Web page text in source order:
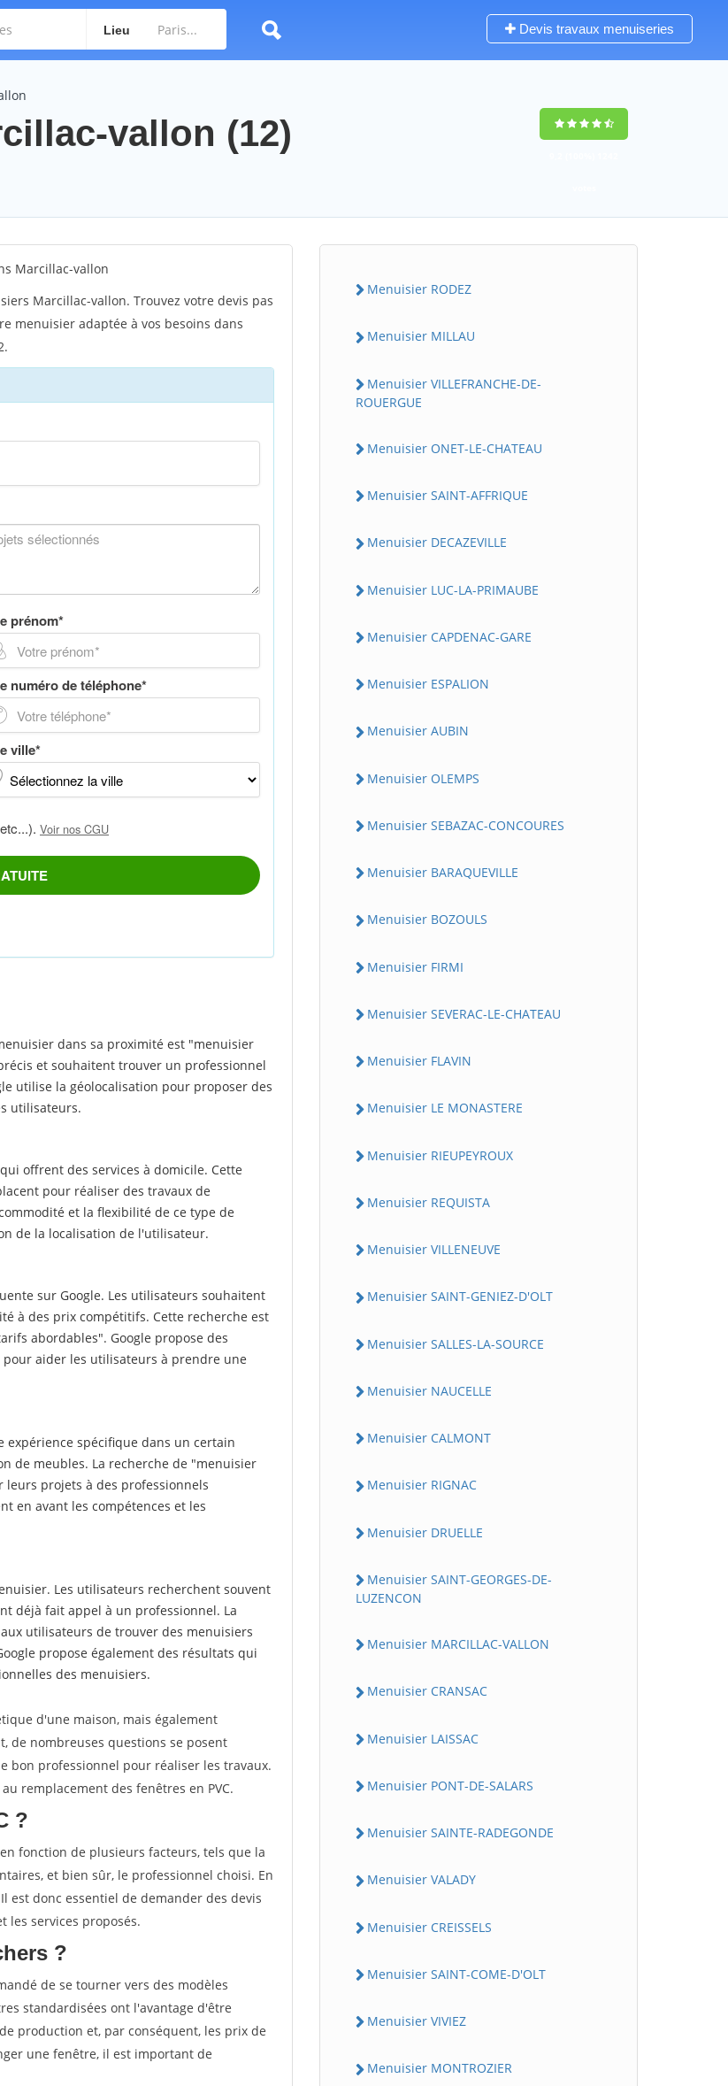
Lieu Devis travaux menuiseries
vallon (12)
Marcillac-vallon
Marcillac-vallon. Trouvez votre devis pas
menuisier adaptée à vos besoins dans
dans sa proximité est "menuisier
et souhaitent trouver un professionnel
utilise la géolocalisation pour proposer des
utilisateurs.
offrent des services à domicile. Cette
pour réaliser des travaux de
et la flexibilité de ce type de
de la localisation de l'utilisateur.
sur Google. Les utilisateurs souhaitent
à des prix compétitifs. Cette recherche est
abordables". Google propose des
aider les utilisateurs à prendre une
expérience spécifique dans un certain
de meubles. La recherche de "menuisier
projets à des professionnels
en avant les compétences et les
Les utilisateurs recherchent souvent
déjà fait appel à un professionnel. La
utilisateurs de trouver des menuisiers
propose également des résultats qui
des menuisiers.
d'une maison, mais également
de nombreuses questions se posent
bon professionnel pour réaliser les travaux.
remplacement des fenêtres en PVC.
?
fonction de plusieurs facteurs, tels que la
et bien sûr, le professionnel choisi. En
est donc essentiel de demander des devis
les services proposés.
?
de se tourner vers des modèles
standardisées ont l'avantage d'être
production et, par conséquent, les prix de
une fenêtre, il est important de
Menuisier RODEZ
Menuisier MILLAU
Menuisier VILLEFRANCHE-DE-
ROUERGUE
Menuisier ONET-LE-CHATEAU
Menuisier SAINT-AFFRIQUE
Menuisier DECAZEVILLE
Menuisier LUC-LA-PRIMAUBE
Menuisier CAPDENAC-GARE
Menuisier ESPALION
Menuisier AUBIN
Menuisier OLEMPS
Menuisier SEBAZAC-CONCOURES
Menuisier BARAQUEVILLE
Menuisier BOZOULS
Menuisier FIRMI
Menuisier SEVERAC-LE-CHATEAU
Menuisier FLAVIN
Menuisier LE MONASTERE
Menuisier RIEUPEYROUX
Menuisier REQUISTA
Menuisier VILLENEUVE
Menuisier SAINT-GENIEZ-D'OLT
Menuisier SALLES-LA-SOURCE
Menuisier NAUCELLE
Menuisier CALMONT
Menuisier RIGNAC
Menuisier DRUELLE
Menuisier SAINT-GEORGES-DE-
LUZENCON
Menuisier MARCILLAC-VALLON
Menuisier CRANSAC
Menuisier LAISSAC
Menuisier PONT-DE-SALARS
Menuisier SAINTE-RADEGONDE
Menuisier VALADY
Menuisier CREISSELS
Menuisier SAINT-COME-D'OLT
Menuisier VIVIEZ
Menuisier MONTROZIER